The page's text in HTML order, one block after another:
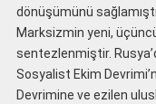
dönüşümünü
Marksizmin yeni,
sentezlenmiştir.
Sosyalist Ekim
Devrimine ve ezilen